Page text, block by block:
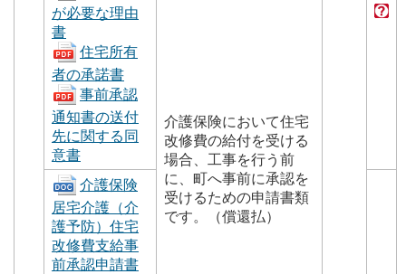
が必要な理由
書
住宅所有
者の承諾書
事前承認
通知書の送付
先に関する同
意書
介護保険において住宅
改修費の給付を受ける
場合、工事を行う前
に、町へ事前に承認を
受けるための申請書類
です。（償還払）
介護保険
居宅介護（介
護予防）住宅
改修費支給事
前承認申請書